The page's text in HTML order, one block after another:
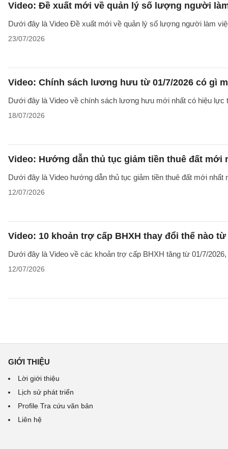
Video: Đề xuất mới về quản lý số lượng người
Dưới đây là Video Đề xuất mới về quản lý số lượng người làm
23/07/2026
Video: Chính sách lương hưu từ 01/7/2026 có gì
Dưới đây là Video về chính sách lương hưu mới nhất có hiệu lực
18/07/2026
Video: Hướng dẫn thủ tục giảm tiền thuê đất mới
Dưới đây là Video hướng dẫn thủ tục giảm tiền thuê đất mới
12/07/2026
Video: 10 khoản trợ cấp BHXH thay đổi thế nào từ
Dưới đây là Video về các khoản trợ cấp BHXH tăng từ 01/7/
12/07/2026
GIỚI THIỆU
Lời giới thiệu
Lịch sử phát triển
Profile Tra cứu văn bản
Liên hệ